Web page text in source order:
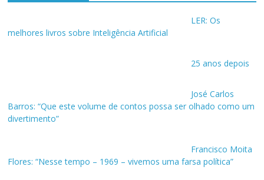
LER: Os
melhores livros sobre Inteligência Artificial
25 anos depois
José Carlos
Barros: “Que este volume de contos possa ser olhado como um
divertimento”
Francisco Moita
Flores: “Nesse tempo – 1969 – vivemos uma farsa política”